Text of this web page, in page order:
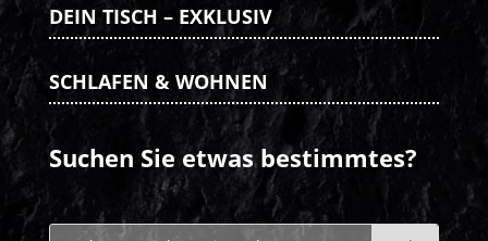
DEIN TISCH – EXKLUSIV
SCHLAFEN & WOHNEN
Suchen Sie etwas bestimmtes?